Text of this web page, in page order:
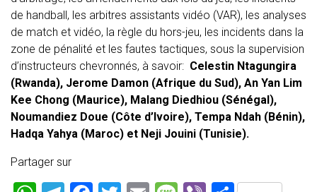
de handball, les arbitres assistants vidéo (VAR), les analyses
de match et vidéo, la règle du hors-jeu, les incidents dans la
zone de pénalité et les fautes tactiques, sous la supervision
d’instructeurs chevronnés, à savoir: Celestin Ntagungira
(Rwanda), Jerome Damon (Afrique du Sud), An Yan Lim
Kee Chong (Maurice), Malang Diedhiou (Sénégal),
Noumandiez Doue (Côte d’Ivoire), Tempa Ndah (Bénin),
Hadqa Yahya (Maroc) et Neji Jouini (Tunisie).
Partager sur